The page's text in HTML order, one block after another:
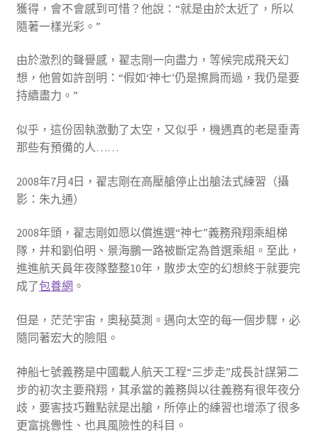
獲得，會不會感到可惜？他說：“就是由於太近了，所以
隨著一樣光彩。”
由於激烈的聲譽感，翟志剛一向盡力，等候完成飛天幻
想，他曾如許剖明：“假如‘神七’仍是擦肩而過，我仍是要
持續盡力。”
似乎，這份固執激動了太空，又似乎，機遇真的老是垂青
那些有預備的人……
2008年7月4日，翟志剛在高壓艙停止出艙法式練習（攝
影：朱九通）
2008年頭，翟志剛如愿以償進選“神七”義務飛翔乘組梯
隊，并和劉伯明、景海鵬一路被斷定為首選乘組。至此，
進進航天員年夜隊整整10年，散步太空的幻想終于就要完
成了包養網 。
但是，茫茫宇宙，奧秘莫測。邁向太空的每一個步驟，必
隨同著宏大的險阻。
神船七號義務是中國載人航天工程“三步走”成長計謀第二
步的初次主要飛翔，其承當的義務與以往義務有很年夜分
歧，要害技巧難點就是出艙，所停止的練習也增添了很多
更富挑釁性、也具風險性的科目。